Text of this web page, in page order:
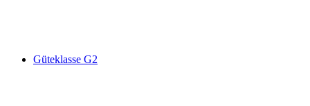
Güteklasse G2